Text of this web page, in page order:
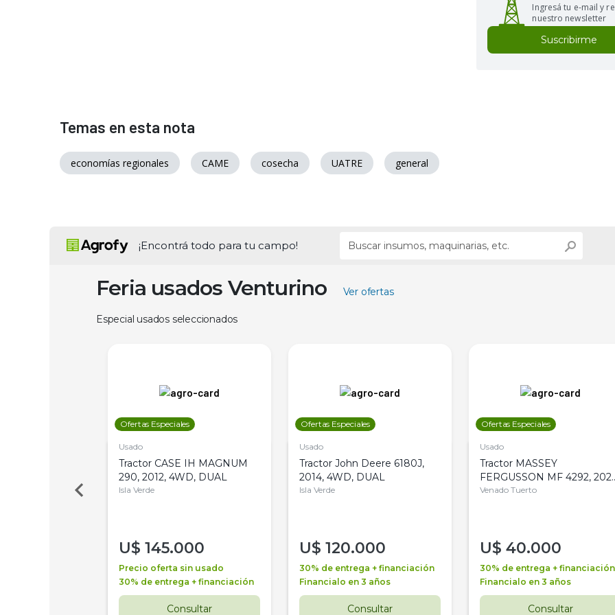
Ingresá tu e-mail y
nuestro newsletter
Suscribirme
Temas en esta nota
economías regionales CAME cosecha UATRE general
¡Encontrá todo para tu campo!
Feria usados Venturino Ver ofertas
Especial usados seleccionados
Ofertas Especiales
Usado
Tractor CASE IH MAGNUM
290, 2012, 4WD, DUAL
Isla Verde
U$ 145.000
Precio oferta sin usado
30% de entrega + financiación
Consultar
Ofertas Especiales
Usado
Tractor John Deere 6180J,
2014, 4WD, DUAL
Isla Verde
U$ 120.000
30% de entrega + financiación
Financialo en 3 años
Consultar
Ofertas Especiales
Usado
Tractor MASSEY
FERGUSSON MF 4292,
4WD, PATON
Venado Tuerto
U$ 40.000
30% de entrega + financiación
Financialo en 3 años
Consultar